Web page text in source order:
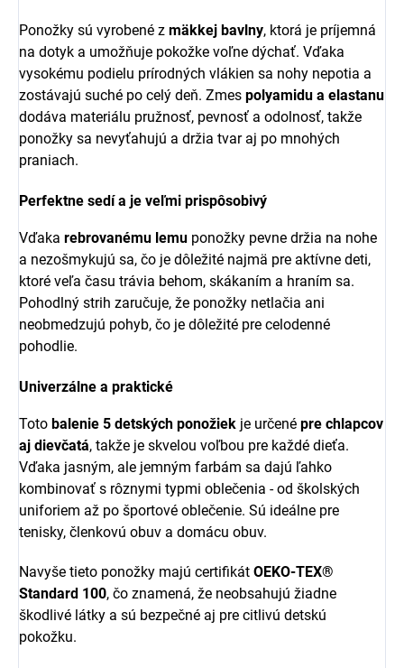
Ponožky sú vyrobené z mäkkej bavlny, ktorá je príjemná
na dotyk a umožňuje pokožke voľne dýchať. Vďaka
vysokému podielu prírodných vlákien sa nohy nepotia a
zostávajú suché po celý deň. Zmes polyamidu a elastanu
dodáva materiálu pružnosť, pevnosť a odolnosť, takže
ponožky sa nevyťahujú a držia tvar aj po mnohých
praniach.
Perfektne sedí a je veľmi prispôsobivý
Vďaka rebrovanému lemu ponožky pevne držia na nohe
a nezošmykujú sa, čo je dôležité najmä pre aktívne deti,
ktoré veľa času trávia behom, skákaním a hraním sa.
Pohodlný strih zaručuje, že ponožky netlačia ani
neobmedzujú pohyb, čo je dôležité pre celodenné
pohodlie.
Univerzálne a praktické
Toto balenie 5 detských ponožiek je určené pre chlapcov
aj dievčatá, takže je skvelou voľbou pre každé dieťa.
Vďaka jasným, ale jemným farbám sa dajú ľahko
kombinovať s rôznymi typmi oblečenia - od školských
uniforiem až po športové oblečenie. Sú ideálne pre
tenisky, členkovú obuv a domácu obuv.
Navyše tieto ponožky majú certifikát OEKO-TEX®
Standard 100, čo znamená, že neobsahujú žiadne
škodlivé látky a sú bezpečné aj pre citlivú detskú
pokožku.